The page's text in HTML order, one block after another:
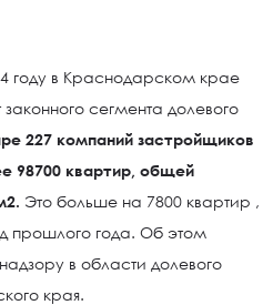
году в Краснодарском крае
сегмента долевого
227 компаний застройщиков
98700 квартир, общей
Это больше на 7800 квартир ,
прошлого года. Об этом
в области долевого
края.